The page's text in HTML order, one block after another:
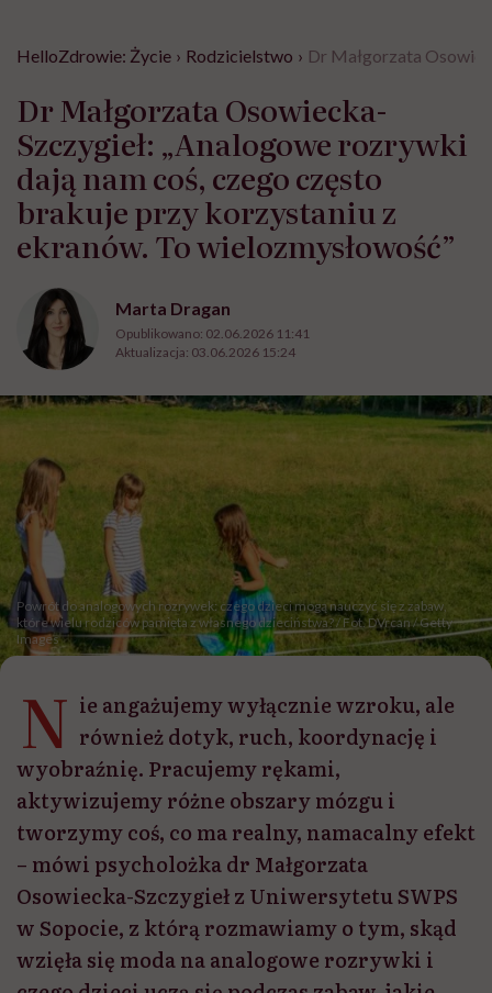
HelloZdrowie: Życie › Rodzicielstwo › Dr Małgorzata
Dr Małgorzata Osowiecka-
Szczygieł: „Analogowe rozrywki
dają nam coś, czego często
brakuje przy korzystaniu z
ekranów. To wielozmysłowość”
Marta Dragan
Opublikowano: 02.06.2026 11:41
Aktualizacja: 03.06.2026 15:24
Powrót do analogowych rozrywek: czego dzieci mogą nauczyć się z zabaw,
które wielu rodziców pamięta z własnego dzieciństwa? / Fot. DVrcan / Getty
Images
N ie angażujemy wyłącznie wzroku, ale
również dotyk, ruch, koordynację i
wyobraźnię. Pracujemy rękami,
aktywizujemy różne obszary mózgu i
tworzymy coś, co ma realny, namacalny efekt
– mówi psycholożka dr Małgorzata
Osowiecka-Szczygieł z Uniwersytetu SWPS
w Sopocie, z którą rozmawiamy o tym, skąd
wzięła się moda na analogowe rozrywki i